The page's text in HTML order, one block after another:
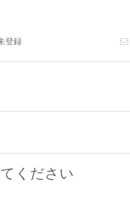
登録
ください